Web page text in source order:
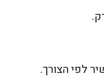
לפי הצורך.